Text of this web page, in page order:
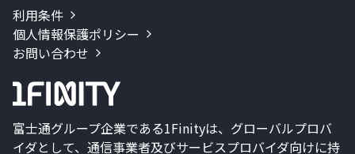
利用条件
個人情報保護ポリシー
お問い合わせ
富士通グループ企業である1Finityは、グローバルプロバ
イダとして、通信事業者及びサービスプロバイダ向けに持